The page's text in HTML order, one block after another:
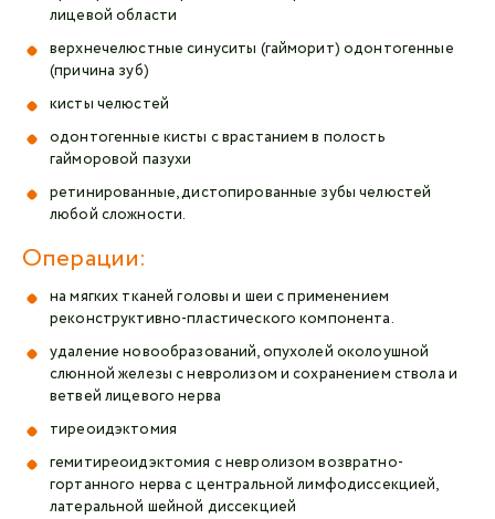
лицевой области
верхнечелюстные синуситы (гайморит) одонтогенные
(причина зуб)
кисты челюстей
одонтогенные кисты с врастанием в полость
гайморовой пазухи
ретинированные, дистопированные зубы челюстей
любой сложности.
Операции:
на мягких тканей головы и шеи с применением
реконструктивно-пластического компонента.
удаление новообразований, опухолей околоушной
слюнной железы с невролизом и сохранением ствола и
ветвей лицевого нерва
тиреоидэктомия
гемитиреоидэктомия с невролизом возвратно-
гортанного нерва с центральной лимфодиссекцией,
латеральной шейной диссекцией